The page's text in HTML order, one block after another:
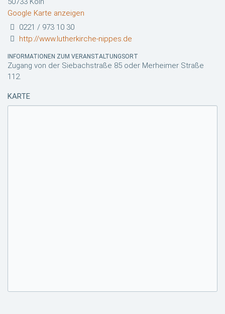
Google Karte anzeigen
0221 / 973 10 30
http://www.lutherkirche-nippes.de
INFORMATIONEN ZUM VERANSTALTUNGSORT
Zugang von der Siebachstraße 85 oder Merheimer Straße
112.
KARTE